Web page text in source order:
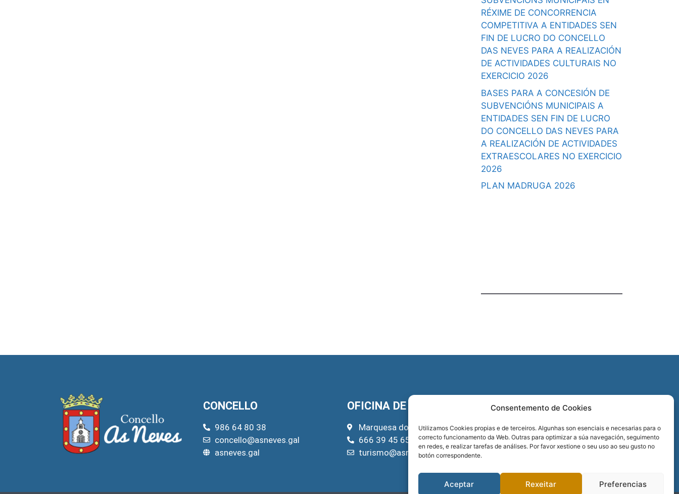
Consentemento de Cookies
Utilizamos Cookies propias e de terceiros. Algunhas son esenciais e necesarias para o
correcto funcionamento da Web. Outras para optimizar a súa navegación, seguimento
en redes, e realizar tarefas de análises. Por favor xestione o seu uso ao seu gusto no
botón correspondente.
Aceptar Rexeitar Preferencias
RÉXIME DE CONCORRENCIA
COMPETITIVA A ENTIDADES SEN
FIN DE LUCRO DO CONCELLO
DAS NEVES PARA A REALIZACIÓN
DE ACTIVIDADES CULTURAIS NO
EXERCICIO 2026
BASES PARA A CONCESIÓN DE
SUBVENCIÓNS MUNICIPAIS A
ENTIDADES SEN FIN DE LUCRO
DO CONCELLO DAS NEVES PARA
A REALIZACIÓN DE ACTIVIDADES
EXTRAESCOLARES NO EXERCICIO
2026
PLAN MADRUGA 2026
CONCELLO
986 64 80 38
concello@asneves.gal
asneves.gal
OFICINA DE TURISMO
Marquesa do Pazo, 22
666 39 45 65
turismo@asneves.gal
REDES SOCIAIS